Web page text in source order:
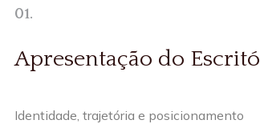
01.
Apresentação do
Identidade, trajetória e posicionamento